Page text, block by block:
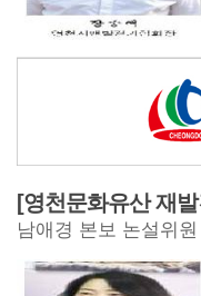
남애경 본보 논설위원